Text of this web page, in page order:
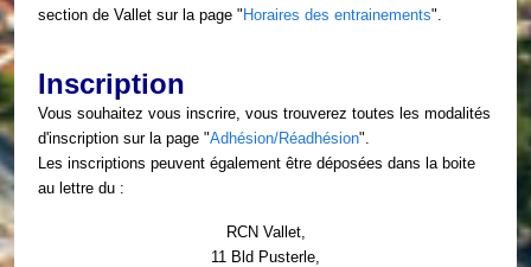
section de Vallet sur la page " Horaires des entrainements".
Inscription
Vous souhaitez vous inscrire, vous trouverez toutes les modalités
d'inscription sur la page "Adhésion/Réadhésion".
Les inscriptions peuvent également être déposées dans la boite
au lettre du :
RCN Vallet,
11 Bld Pusterle,